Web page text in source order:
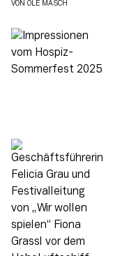
VON OLE MASCH